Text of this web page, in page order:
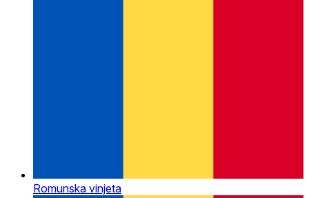
Romunska vinjeta